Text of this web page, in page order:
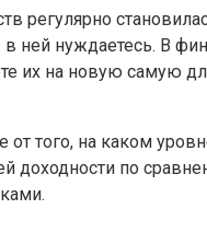
регулярно
ней нуждаетесь. В
их на новую самую
того, на каком
доходности по